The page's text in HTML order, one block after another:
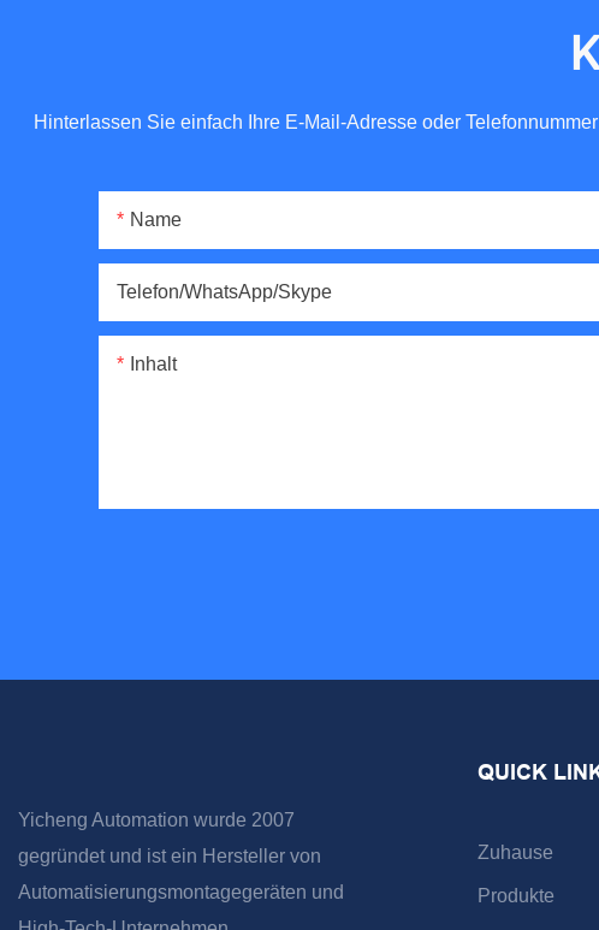
Hinterlassen Sie einfach Ihre E-Mail-Adresse oder
Name
Telefon/WhatsApp/Skype
Inhalt
Yicheng Automation wurde 2007
gegründet und ist ein Hersteller von
Automatisierungsmontagegeräten und
QUICK
Zuhause
Produkte